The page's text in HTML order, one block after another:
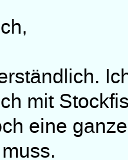
mit
eine